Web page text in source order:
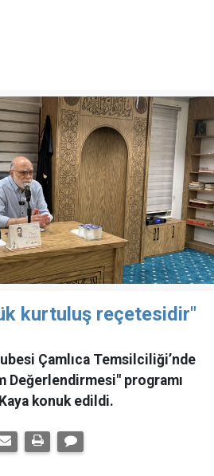
kurtuluş reçetesidir"
Çamlıca Temsilciliği’nde
Değerlendirmesi" programı
konuk edildi.